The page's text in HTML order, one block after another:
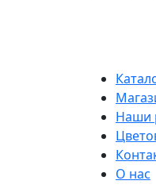
Наши
О нас